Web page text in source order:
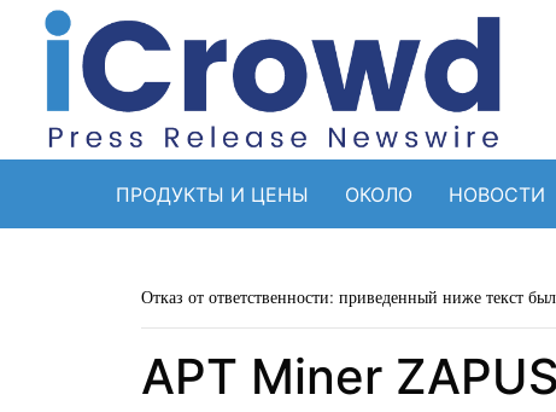
ПРОДУКТЫ И ЦЕНЫ ОКОЛО НОВОСТИ
Отказ от ответственности: приведенный ниже текст
APT Miner